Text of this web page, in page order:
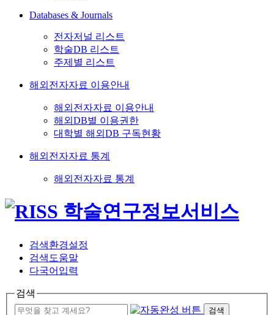
Databases & Journals
전자저널 리스트
학술DB 리스트
주제별 리스트
해외전자자료 이용안내
해외전자자료 이용안내
해외DB별 이용권한
대학별 해외DB 구독현황
해외전자자료 통계
해외전자자료 통계
검색환경설정
검색도움말
다국어입력
검색
검색